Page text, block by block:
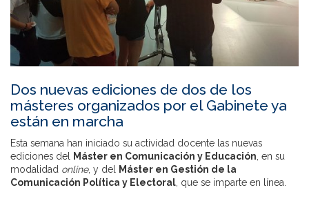
Dos nuevas ediciones de dos de los
másteres organizados por el Gabinete ya
están en marcha
Esta semana han iniciado su actividad docente las nuevas
ediciones del Máster en Comunicación y Educación, en su
modalidad online, y del Máster en Gestión de la
Comunicación Política y Electoral, que se imparte en línea.